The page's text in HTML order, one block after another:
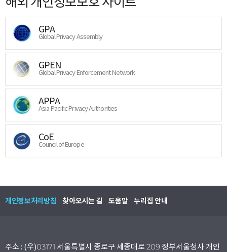
GPA
Global Privacy Assembly
GPEN
Global Privacy Enforcement Network
APPA
Asia Pacific Privacy Authorities
CoE
Council of Europe
개인정보처리방침 찾아오시는 길 도움말 누리집 안내
주소 : (우)03171 서울특별시 종로구 세종대로 209 정부서울청사 개인